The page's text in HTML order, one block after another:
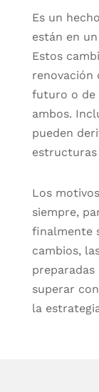
Es un
están en
Estos
renovación
futuro o de
ambos.
pueden
estructuras
Los
siempre,
finalmente
cambios,
superar
la